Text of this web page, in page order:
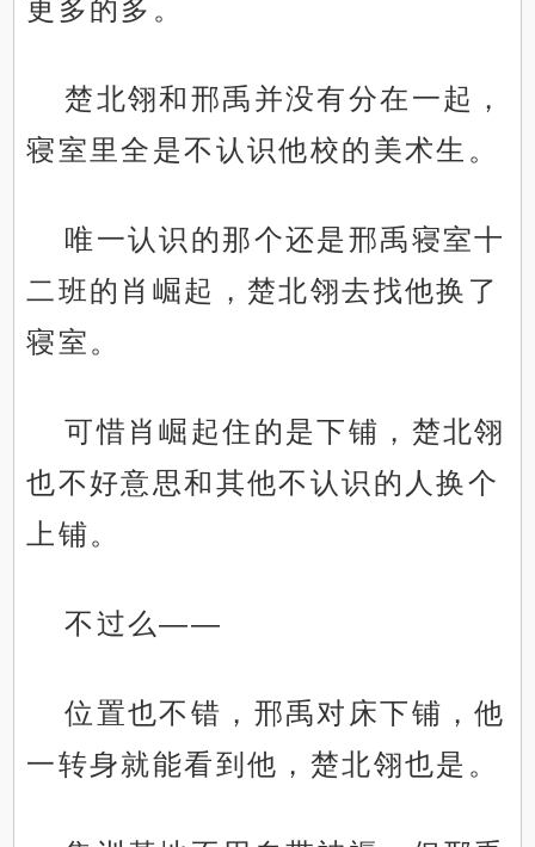
更多的多。
楚北翎和邢禹并没有分在一起，
寝室里全是不认识他校的美术生。
唯一认识的那个还是邢禹寝室十
二班的肖崛起，楚北翎去找他换了
寝室。
可惜肖崛起住的是下铺，楚北翎
也不好意思和其他不认识的人换个
上铺。
不过么——
位置也不错，邢禹对床下铺，他
一转身就能看到他，楚北翎也是。